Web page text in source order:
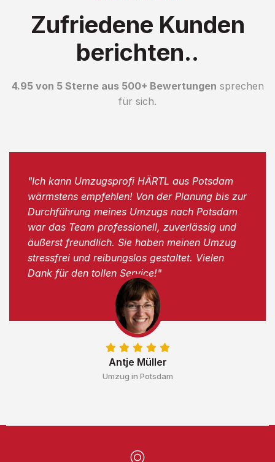
Zufriedene Kunden
berichten..
4.95 von 5 Sterne aus 500+ Bewertungen sprechen
für sich.
Antje Müller
Umzug in Potsdam
"Ich kann Umzugsprofi HÄRTL aus Potsdam
wärmstens empfehlen! Von der Planung bis zur
Durchführung meines Umzugs nach Potsdam
war das Team professionell, zuverlässig und
äußerst freundlich. Sie haben meinen Umzug
stressfrei und reibungslos gestaltet. Vielen
Dank für den tollen Service!"